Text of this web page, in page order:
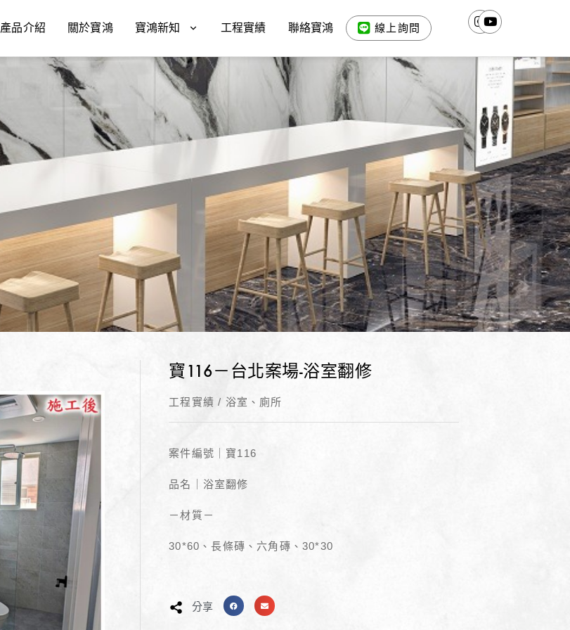
產品介紹 關於寶鴻 寶鴻新知 工程實績 聯絡寶鴻 線上詢問
寶116－台北案場-浴室翻修
工程實績 / 浴室、廁所
案件編號｜寶116
品名｜浴室翻修
－材質－
30*60、長條磚、六角磚、30*30
分享